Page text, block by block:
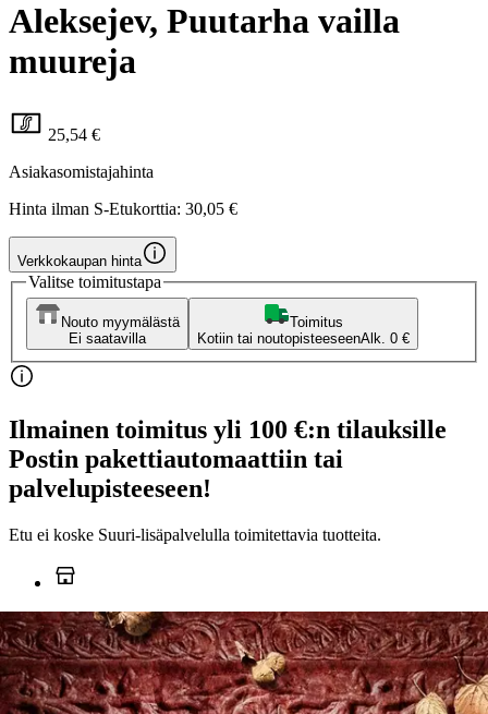
Aleksejev, Puutarha vailla
muureja
25,54 €
Asiakasomistajahinta
Hinta ilman S-Etukorttia: 30,05 €
Verkkokaupan hinta
Valitse toimitustapa
Nouto myymälästä
Ei saatavilla
Toimitus
Kotiin tai noutopisteeseenAlk. 0 €
Ilmainen toimitus yli 100 €:n tilauksille
Postin pakettiautomaattiin tai
palvelupisteeseen!
Etu ei koske Suuri‑lisäpalvelulla toimitettavia tuotteita.
Tarkista myymäläsaatavuus